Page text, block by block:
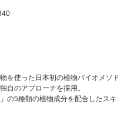
使った日本初の植物バイオメソ
自のアプローチを採用。
5種類の植物成分を配合したス